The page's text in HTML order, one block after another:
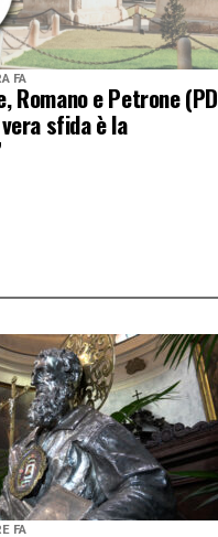
FA
Romano e Petrone (PD
sfida è la
FA